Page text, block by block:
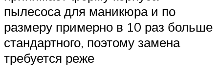
пылесоса для маникюра и по
размеру примерно в 10 раз больше
стандартного, поэтому замена
требуется реже